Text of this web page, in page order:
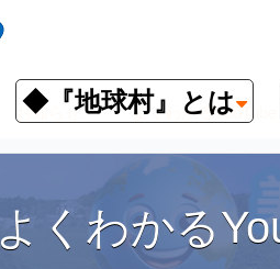
◆『地球村』とは
お知らせ よくわかるYouTube
よくわかる